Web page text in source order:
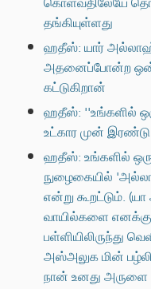
தங்கியுள்ளது
ஹதீஸ்: யார்
அதனைப்போன்ற
கட்டுகிறான்
ஹதீஸ்: ''உங்களில்
உட்கார முன்
ஹதீஸ்: உங்களில்
நுழைகையில்
என்று கூறட்டும்.
வாயில்களை எனக்கு
பள்ளியிலிருந்து
அஸ்அலுக மின்
நான் உனது